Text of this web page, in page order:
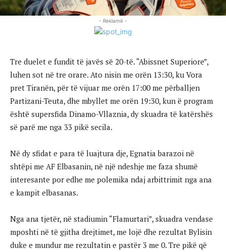
- Reklamë -
Tre duelet e fundit të javës së 20-të. “Abissnet Superiore”,
luhen sot në tre orare. Ato nisin me orën 13:30, ku Vora
pret Tiranën, për të vijuar me orën 17:00 me përballjen
Partizani-Teuta, dhe mbyllet me orën 19:30, kun ë program
është supersfida Dinamo-Vllaznia, dy skuadra të katërshës
së parë me nga 33 pikë secila.
Në dy sfidat e para të luajtura dje, Egnatia barazoi në
shtëpi me AF Elbasanin, në një ndeshje me faza shumë
interesante por edhe me polemika ndaj arbittrimit nga ana
e kampit elbasanas.
Nga ana tjetër, në stadiumin “Flamurtari”, skuadra vendase
mposhti në të gjitha drejtimet, me lojë dhe rezultat Bylisin
duke e mundur me rezultatin e pastër 3 me 0. Tre pikë që